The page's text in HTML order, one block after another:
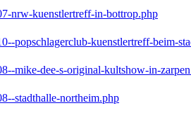
nrw-kuenstlertreff-in-bottrop.php
popschlagerclub-kuenstlertreff-beim-
mike-dee-s-original-kultshow-in-
stadthalle-northeim.php